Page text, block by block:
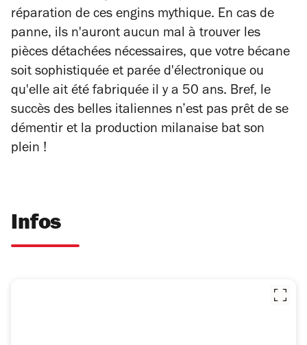
réparation de ces engins mythique. En cas de
panne, ils n'auront aucun mal à trouver les
pièces détachées nécessaires, que votre bécane
soit sophistiquée et parée d'électronique ou
qu'elle ait été fabriquée il y a 50 ans. Bref, le
succès des belles italiennes n’est pas prêt de se
démentir et la production milanaise bat son
plein !
Infos